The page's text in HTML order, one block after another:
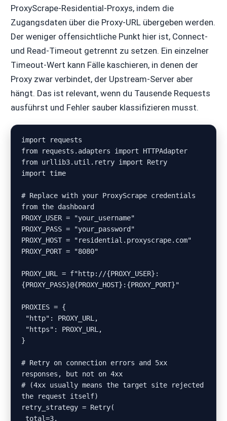
ProxyScrape-Residential-Proxys, indem die
Zugangsdaten über die Proxy-URL übergeben werden.
Der weniger offensichtliche Punkt hier ist, Connect-
und Read-Timeout getrennt zu setzen. Ein einzelner
Timeout-Wert kann Fälle kaschieren, in denen der
Proxy zwar verbindet, der Upstream-Server aber
hängt. Das ist relevant, wenn du Tausende Requests
ausführst und Fehler sauber klassifizieren musst.
import requests
from requests.adapters import HTTPAdapter
from urllib3.util.retry import Retry
import time
# Replace with your ProxyScrape credentials
from the dashboard
PROXY_USER = "your_username"
PROXY_PASS = "your_password"
PROXY_HOST = "residential.proxyscrape.com"
PROXY_PORT = "8080"
PROXY_URL = f"http://{PROXY_USER}:
{PROXY_PASS}@{PROXY_HOST}:{PROXY_PORT}"
PROXIES = {
}
# Retry on connection errors and 5xx
responses, but not on 4xx
# (4xx usually means the target site rejected
the request itself)
retry_strategy = Retry(